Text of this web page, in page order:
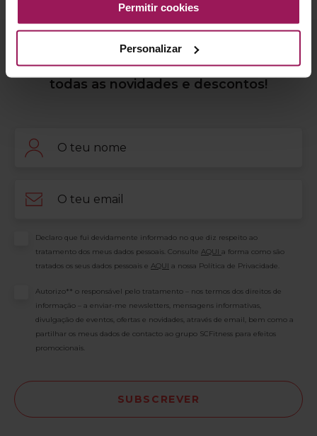
Permitir cookies
Personalizar
nutrição
Subscreve a newsletter Solinca e recebe
todas as novidades e descontos!
Consentimento
Declaro que fui devidamente informado no que diz respeito ao
tratamento dos meus dados pessoais. Consulte AQUI a forma como são
tratados os seus dados pessoais e AQUI a nossa Política de Privacidade.
Consentimento
Autorizo** o responsável pelo tratamento – nos termos dos direitos de
informação – a enviar-me newsletters, mensagens informativas,
divulgação de eventos, ofertas e novidades, através de email, bem como a
partilhar os meus dados de contacto ao grupo SCFitness para efeitos
promocionais.